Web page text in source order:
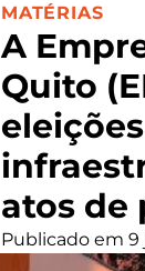
A
Quito
atos de
CATEGORIA:
MATÉRIAS
Publicado em 9